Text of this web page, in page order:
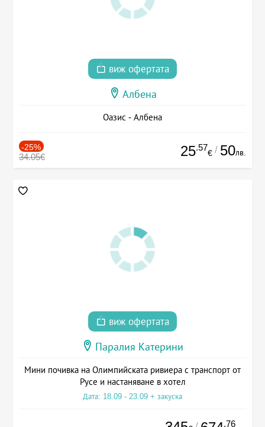
виж офертата
Албена
Оазис - Албена
-25%
34.05€ 25.57
€ / 50лв.
виж офертата
Паралия Катерини
Мини почивка на Олимпийската ривиера с транспорт от
Русе и настаняване в хотел
Дата: 18.09 - 23.09 + закуска
.76